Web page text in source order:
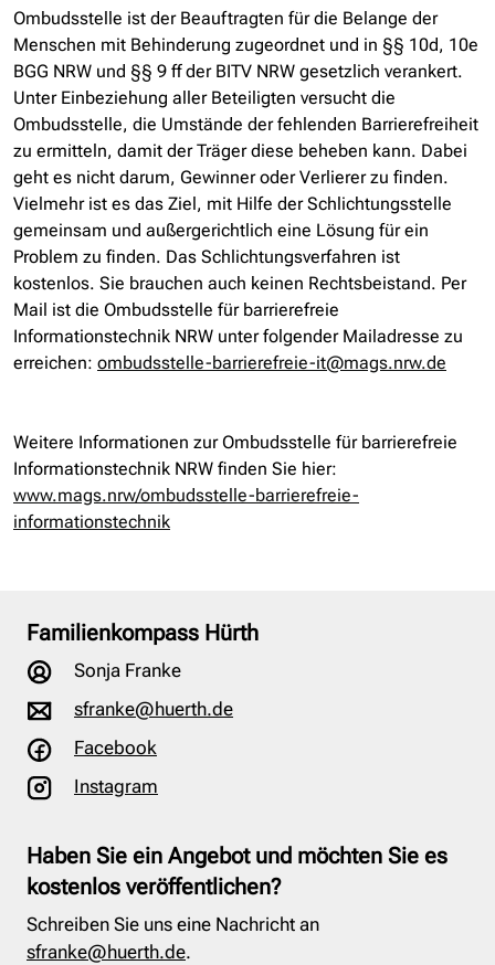
Ombudsstelle ist der Beauftragten für die Belange der
Menschen mit Behinderung zugeordnet und in §§ 10d, 10e
BGG NRW und §§ 9 ff der BITV NRW gesetzlich verankert.
Unter Einbeziehung aller Beteiligten versucht die
Ombudsstelle, die Umstände der fehlenden Barrierefreiheit
zu ermitteln, damit der Träger diese beheben kann. Dabei
geht es nicht darum, Gewinner oder Verlierer zu finden.
Vielmehr ist es das Ziel, mit Hilfe der Schlichtungsstelle
gemeinsam und außergerichtlich eine Lösung für ein
Problem zu finden. Das Schlichtungsverfahren ist
kostenlos. Sie brauchen auch keinen Rechtsbeistand. Per
Mail ist die Ombudsstelle für barrierefreie
Informationstechnik NRW unter folgender Mailadresse zu
erreichen: ombudsstelle-barrierefreie-it@mags.nrw.de
Weitere Informationen zur Ombudsstelle für barrierefreie
Informationstechnik NRW finden Sie hier:
www.mags.nrw/ombudsstelle-barrierefreie-
informationstechnik
Familienkompass Hürth
Sonja Franke
sfranke@huerth.de
Facebook
Instagram
Haben Sie ein Angebot und möchten Sie es
kostenlos veröffentlichen?
Schreiben Sie uns eine Nachricht an
sfranke@huerth.de.